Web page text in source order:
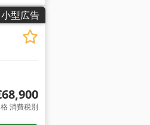
小型広告
消費税別